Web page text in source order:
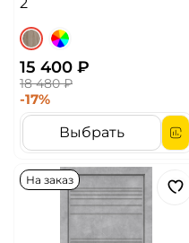
15 400 ₽
18 480 ₽
-17%
Выбрать
На заказ